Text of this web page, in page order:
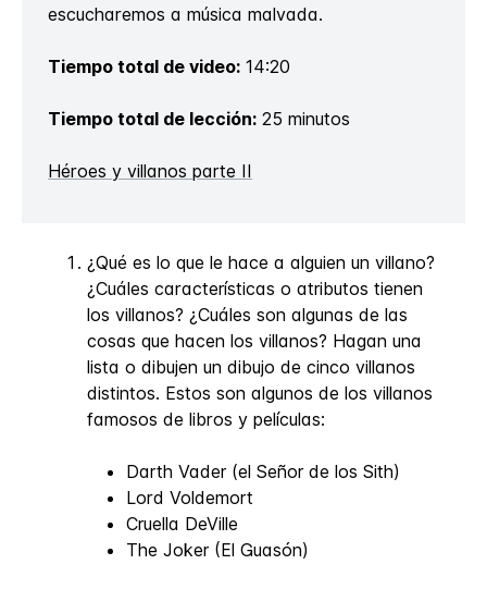
escucharemos a música malvada.
Tiempo total de video: 14:20
Tiempo total de lección: 25 minutos
Héroes y villanos parte II
¿Qué es lo que le hace a alguien un villano?
¿Cuáles características o atributos tienen
los villanos? ¿Cuáles son algunas de las
cosas que hacen los villanos? Hagan una
lista o dibujen un dibujo de cinco villanos
distintos. Estos son algunos de los villanos
famosos de libros y películas:
Darth Vader (el Señor de los Sith)
Lord Voldemort
Cruella DeVille
The Joker (El Guasón)